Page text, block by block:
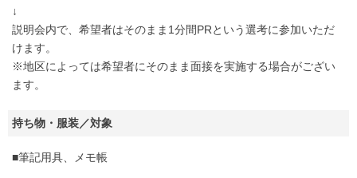
↓
説明会内で、希望者はそのまま1分間PRという選考に参加いただ
けます。
※地区によっては希望者にそのまま面接を実施する場合がござい
ます。
持ち物・服装／対象
■筆記用具、メモ帳